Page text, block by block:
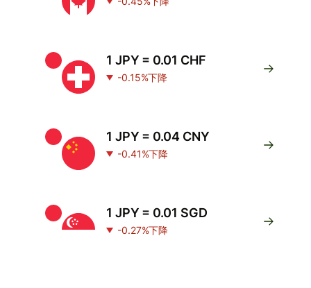
1 JPY = 0.01 CHF
-0.15%下降
1 JPY = 0.04 CNY
-0.41%下降
1 JPY = 0.01 SGD
-0.27%下降